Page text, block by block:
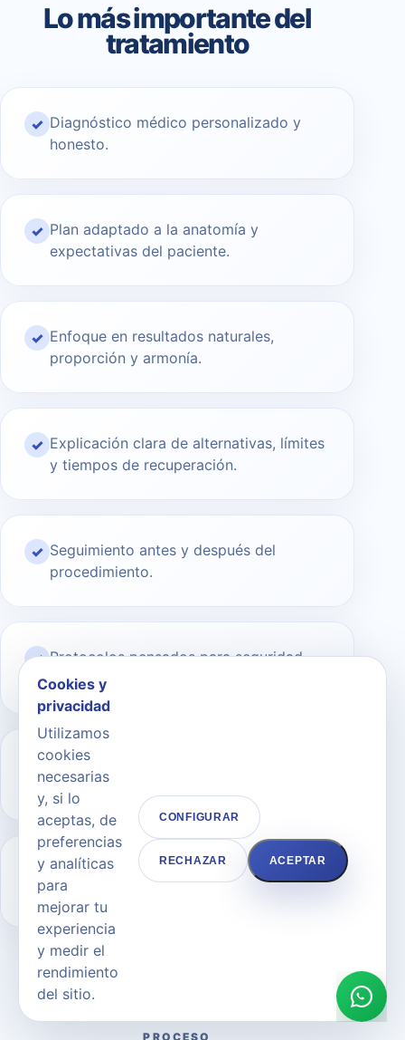
Lo más importante del
tratamiento
✓ Diagnóstico médico personalizado y
honesto.
✓ Plan adaptado a la anatomía y
expectativas del paciente.
✓ Enfoque en resultados naturales,
proporción y armonía.
✓ Explicación clara de alternativas, límites
y tiempos de recuperación.
✓ Seguimiento antes y después del
procedimiento.
✓ Protocolos pensados para seguridad,
confort y confianza.
✓ Tecnología y criterio médico para
seleccionar la mejor indicación.
✓ Trato cercano en una clínica
especializada en Marbella.
PROCESO
Cookies y
privacidad
Utilizamos
cookies
necesarias
y, si lo
aceptas, de
preferencias
y analíticas
para
mejorar tu
experiencia
y medir el
rendimiento
del sitio.
CONFIGURAR
RECHAZAR ACEPTAR